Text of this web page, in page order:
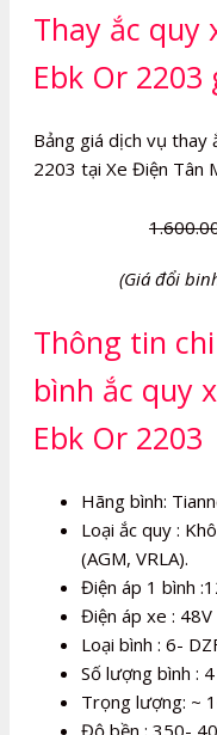
2203
số
lượng
Thay ắc quy
Ebk Or
Bảng giá dịch vụ thay
2203 tại Xe Điện Tân
(Giá đổi
Thông tin
bình ắc quy
Ebk Or 2203
Hãng bình:
Loại ắc quy :
(AGM, VRLA).
Điện áp 1 bình
Điện áp xe : 48V
Loại bình : 6-
Số lượng bình :
Trọng lượng: ~
Độ bền : 350-